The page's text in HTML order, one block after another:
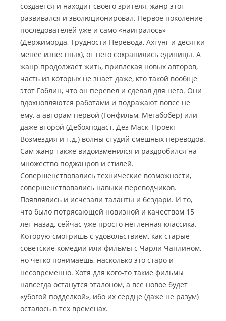
создается и находит своего зрителя, жанр этот
развивался и эволюционировал. Первое поколение
последователей уже и само «наигралось»
(Держиморда, Трудности Перевода, Ахтунг и десятки
менее известных), от него сохранились единицы. А
жанр продолжает жить, привлекая новых авторов,
часть из которых не знает даже, кто такой вообще
этот Гоблин, что он перевел и сделал для него. Они
вдохновляются работами и подражают вовсе не
ему, а авторам первой (Гонфильм, Мегабобер) или
даже второй (Дебохподаст, Дез Маск, Проект
Возмездия и т.д.) волны студий смешных переводов.
Сам жанр также видоизменился и раздробился на
множество поджанров и стилей.
Совершенствовались технические возможности,
совершенствовались навыки переводчиков.
Появлялись и исчезали таланты и бездари. И то,
что было потрясающей новизной и качеством 15
лет назад, сейчас уже просто нетленная классика.
Которую смотришь с удовольствием, как старые
советские комедии или фильмы с Чарли Чаплином,
но четко понимаешь, насколько это старо и
несовременно. Хотя для кого-то такие фильмы
навсегда останутся эталоном, а все новое будет
«убогой подделкой», ибо их сердце (даже не разум)
осталось в тех временах.